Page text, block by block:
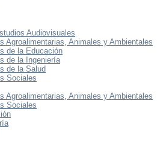
Audiovisuales
Agroalimentarias, Animales y Ambientales
de la Educación
de la Ingeniería
de la Salud
Sociales
Agroalimentarias, Animales y Ambientales
Sociales